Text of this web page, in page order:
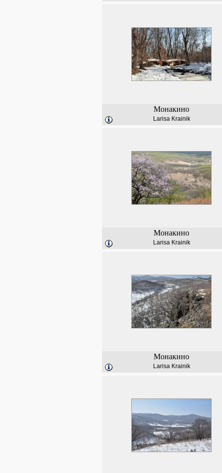
Монакино
Larisa Krainik
Монакино
Larisa Krainik
Монакино
Larisa Krainik